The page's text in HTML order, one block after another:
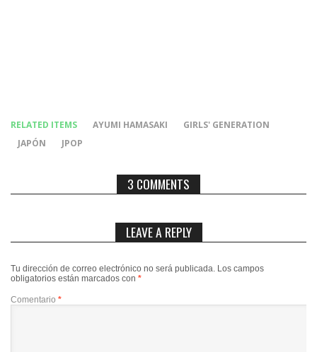
RELATED ITEMS AYUMI HAMASAKI
GIRLS' GENERATION
JAPÓN
JPOP
3 COMMENTS
LEAVE A REPLY
Tu dirección de correo electrónico no será publicada. Los campos
obligatorios están marcados con *
Comentario *